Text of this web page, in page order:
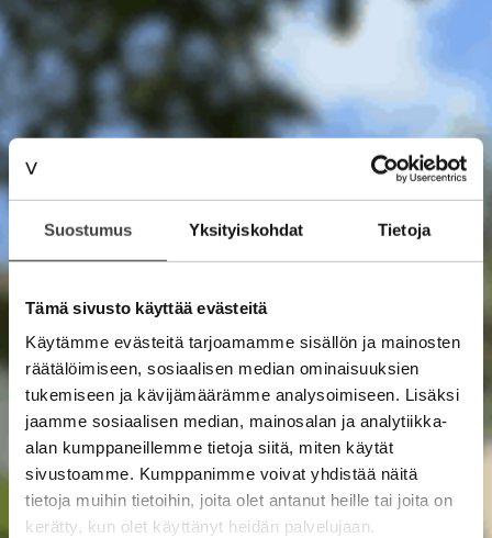
Suostumus Yksityiskohdat Tietoja
Tämä sivusto käyttää evästeitä
Käytämme evästeitä tarjoamamme sisällön ja mainosten
räätälöimiseen, sosiaalisen median ominaisuuksien
tukemiseen ja kävijämäärämme analysoimiseen. Lisäksi
jaamme sosiaalisen median, mainosalan ja analytiikka-
alan kumppaneillemme tietoja siitä, miten käytät
sivustoamme. Kumppanimme voivat yhdistää näitä
tietoja muihin tietoihin, joita olet antanut heille tai joita on
kerätty, kun olet käyttänyt heidän palvelujaan.